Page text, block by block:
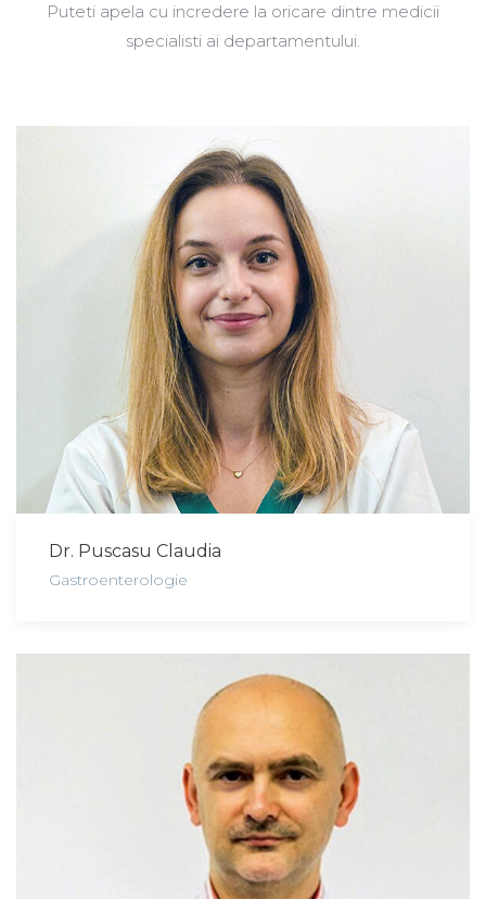
Puteti apela cu incredere la oricare dintre medicii
specialisti ai departamentului.
Dr. Puscasu Claudia
Gastroenterologie